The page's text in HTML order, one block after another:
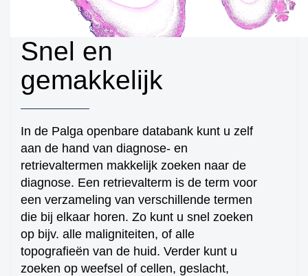
Snel en
gemakkelijk
In de Palga openbare databank kunt u zelf
aan de hand van diagnose- en
retrievaltermen makkelijk zoeken naar de
diagnose. Een retrievalterm is de term voor
een verzameling van verschillende termen
die bij elkaar horen. Zo kunt u snel zoeken
op bijv. alle maligniteiten, of alle
topografieën van de huid. Verder kunt u
zoeken op weefsel of cellen, geslacht,